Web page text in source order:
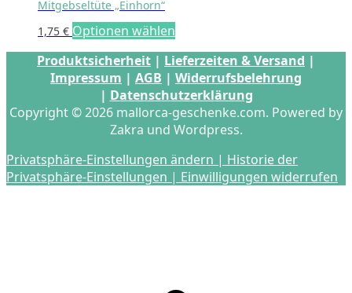
Mitgebseltüte „Einhorn“
1,75 € Optionen wählen
Produktsicherheit | Lieferzeiten & Versand |
Impressum | AGB | Widerrufsbelehrung
| Datenschutzerklärung
Copyright © 2026 mallorca-geschenke.com. Powered by
Zakra und Wordpress.
Privatsphäre-Einstellungen ändern | Historie der
Privatsphäre-Einstellungen | Einwilligungen widerrufen